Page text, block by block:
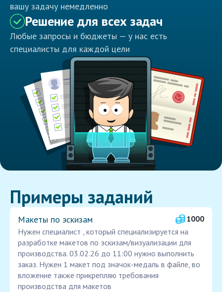
вашу задачу немедленно
Решение для всех задач
Любые запросы и бюджеты — у нас есть
специалисты для каждой цели
Примеры заданий
Макеты по эскизам
1000
Нужен специалист , который специализируется на
разработке макетов по эскизам/визуализации для
производства. 03.02.26 до 11:00 нужно выполнить
заказ. Нужен 1 макет под значок-медаль в файле, во
вложение также прикрепляю требования
производства для макетов